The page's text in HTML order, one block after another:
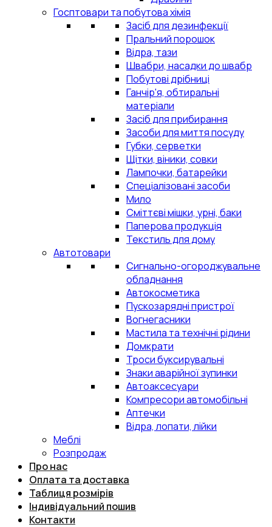
Госптовари та побутова хімія
Засіб для дезинфекції
Пральний порошок
Відра, тази
Швабри, насадки до швабр
Побутові дрібниці
Ганчір'я, обтиральні
матеріали
Засіб для прибирання
Засоби для миття посуду
Губки, серветки
Щітки, віники, совки
Лампочки, батарейки
Спеціалізовані засоби
Мило
Сміттєві мішки, урні, баки
Паперова продукція
Текстиль для дому
Автотовари
Сигнально-огороджувальне
обладнання
Автокосметика
Пускозарядні пристрої
Вогнегасники
Мастила та технічні рідини
Домкрати
Троси буксирувальні
Знаки аварійної зупинки
Автоаксесуари
Компресори автомобільні
Аптечки
Відра, лопати, лійки
Меблі
Розпродаж
Про нас
Оплата та доставка
Таблиця розмірів
Індивідуальний пошив
Контакти